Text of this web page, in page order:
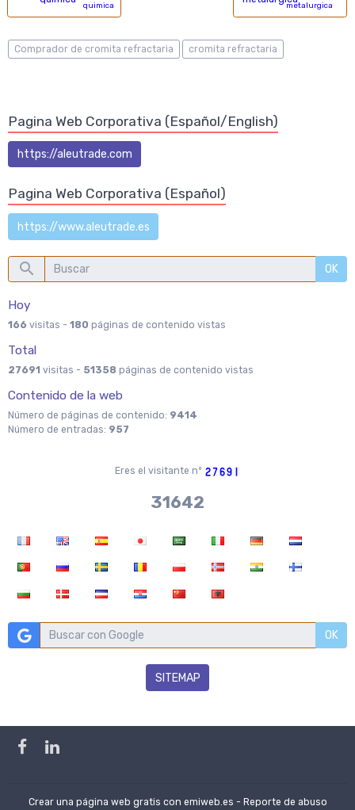
quimica
metalurgica
Comprador de cromita refractaria cromita refractaria
Pagina Web Corporativa (Español/English)
https://aleutrade.com
Pagina Web Corporativa (Español)
https://www.aleutrade.es
OK
Hoy
166 visitas - 180 páginas de contenido vistas
Total
27691 visitas - 51358 páginas de contenido vistas
Contenido de la web
Número de páginas de contenido: 9414
Número de entradas: 957
Eres el visitante nº
34173
OK
SITEMAP
Crear una página web gratis con emiweb.es - Reporte de abuso